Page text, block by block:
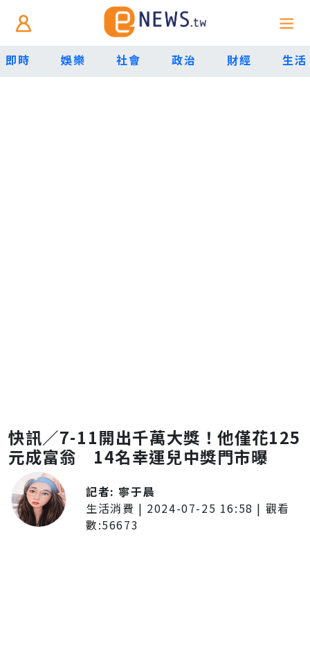
即時 娛樂 社會 政治 財經 生活
快訊／7-11開出千萬大獎！他僅花125
元成富翁 14名幸運兒中獎門市曝
記者: 寧于晨
生活消費 | 2024-07-25 16:58 | 觀看
數:56673